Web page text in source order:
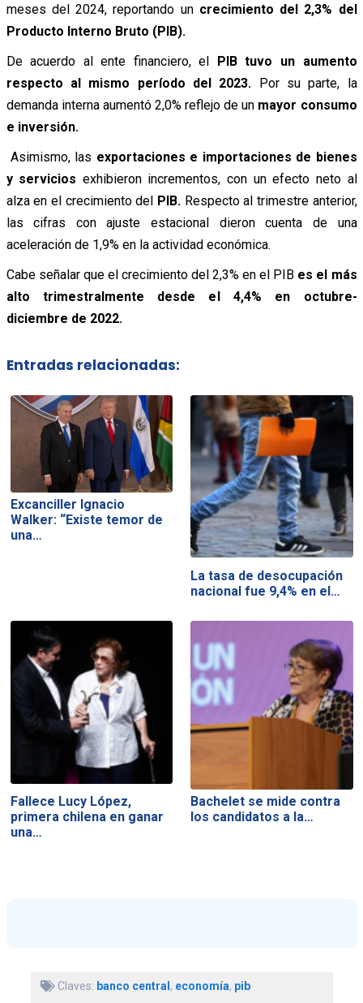
meses del 2024, reportando un crecimiento del 2,3% del
Producto Interno Bruto (PIB).
De acuerdo al ente financiero, el PIB tuvo un aumento
respecto al mismo período del 2023. Por su parte, la
demanda interna aumentó 2,0% reflejo de un mayor consumo
e inversión.
Asimismo, las exportaciones e importaciones de bienes
y servicios exhibieron incrementos, con un efecto neto al
alza en el crecimiento del PIB. Respecto al trimestre anterior,
las cifras con ajuste estacional dieron cuenta de una
aceleración de 1,9% en la actividad económica.
Cabe señalar que el crecimiento del 2,3% en el PIB es el más
alto trimestralmente desde el 4,4% en octubre-
diciembre de 2022.
Entradas relacionadas:
Excanciller Ignacio
Walker: “Existe temor de
una…
La tasa de desocupación
nacional fue 9,4% en el…
Fallece Lucy López,
primera chilena en ganar
una…
Bachelet se mide contra
los candidatos a la…
Claves: banco central, economía, pib